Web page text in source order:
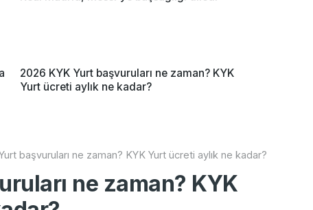
2026 KYK Yurt başvuruları ne zaman? KYK
Yurt ücreti aylık ne kadar?
başvuruları ne zaman? KYK Yurt ücreti aylık ne kadar?
ne zaman? KYK